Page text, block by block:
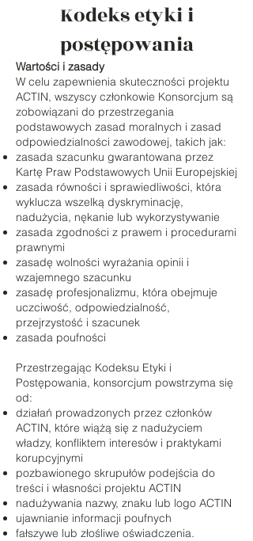
Kodeks etyki i
postępowania
Wartości i zasady
W celu zapewnienia skuteczności projektu
ACTIN, wszyscy członkowie Konsorcjum są
zobowiązani do przestrzegania
podstawowych zasad moralnych i zasad
odpowiedzialności zawodowej, takich jak:
zasada szacunku gwarantowana przez
Kartę Praw Podstawowych Unii Europejskiej
zasada równości i sprawiedliwości, która
wyklucza wszelką dyskryminację,
nadużycia, nękanie lub wykorzystywanie
zasada zgodności z prawem i procedurami
prawnymi
zasadę wolności wyrażania opinii i
wzajemnego szacunku
zasadę profesjonalizmu, która obejmuje
uczciwość, odpowiedzialność,
przejrzystość i szacunek
zasada poufności
Przestrzegając Kodeksu Etyki i
Postępowania, konsorcjum powstrzyma się
od:
działań prowadzonych przez członków
ACTIN, które wiążą się z nadużyciem
władzy, konfliktem interesów i praktykami
korupcyjnymi
pozbawionego skrupułów podejścia do
treści i własności projektu ACTIN
nadużywania nazwy, znaku lub logo ACTIN
ujawnianie informacji poufnych
fałszywe lub złośliwe oświadczenia.